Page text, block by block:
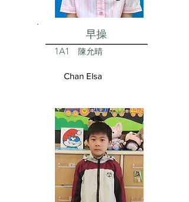
早操
1A1 陳允晴
Chan Elsa